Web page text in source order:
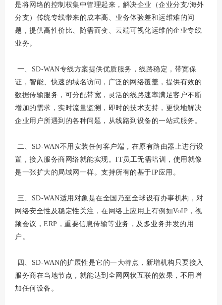
是将网络的控制权集中管理起来，解决企业（企业分支/海外
分支）传统专线带来的成本高、业务体验差和运维难的问
题，提供高性价比、随需而变、云端可视化运维的企业专线
业务。
一、SD-WAN专线方案提供优质服务，线路稳定，带宽保
证，智能、快速的域名访问，广泛的网络覆盖，提供有效的
数据传输服务，可分配带宽，灵活的线路速率满足客户不断
增加的需求，实时流量监测，即时的技术支持，更快地解决
企业用户所遇到的各种问题，从线路到设备的一站式服务。
二、SD-WAN不用安装任何客户端，在原有路由器上进行设
置，接入服务商网络就能实现。IT员工无需培训，使用就像
是一张扩大的局域网一样。支持所有的基于IP应用。
三、SD-WAN适用对象是在全国乃至全球设有办事机构，对
网络安全性及稳定性关注，在网络上应用上有例如VoIP，视
频会议，ERP，重要信息传输等业务，及多业务并发的用
户。
四、SD-WAN的扩展性是它的一大特点，新增机构只要接入
服务商在当地节点，就能达到全网网状互联的效果，不用增
加任何设备。